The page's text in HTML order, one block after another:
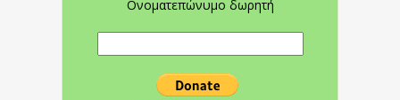
Ονοματεπώνυμο δωρητή